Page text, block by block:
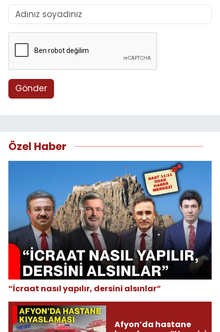
Gönder
Özel Haber
“İcraat nasıl yapılır, dersini alsınlar”
Afyon’da hastane